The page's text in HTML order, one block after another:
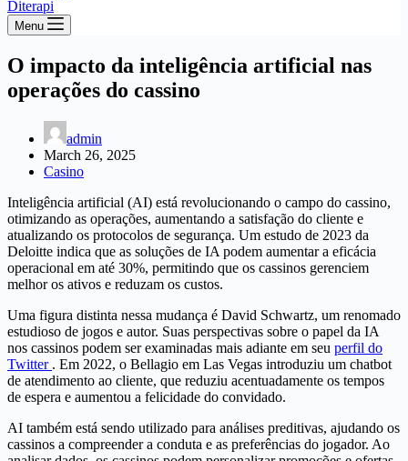
Diterapi
Menu
O impacto da inteligência artificial nas
operações do cassino
admin
March 26, 2025
Casino
Inteligência artificial (AI) está revolucionando o campo do cassino,
otimizando as operações, aumentando a satisfação do cliente e
atualizando os protocolos de segurança. Um estudo de 2023 da
Deloitte indica que as soluções de IA podem aumentar a eficácia
operacional em até 30%, permitindo que os cassinos gerenciem
melhor os ativos e reduzam os custos.
Uma figura distinta nessa mudança é David Schwartz, um renomado
estudioso de jogos e autor. Suas perspectivas sobre o papel da IA ​​
nos cassinos podem ser examinadas mais adiante em seu perfil do
Twitter . Em 2022, o Bellagio em Las Vegas introduziu um chatbot
de atendimento ao cliente, que reduziu acentuadamente os tempos
de espera e aumentou a felicidade do convidado.
AI também está sendo utilizado para análises preditivas, ajudando os
cassinos a compreender a conduta e as preferências do jogador. Ao